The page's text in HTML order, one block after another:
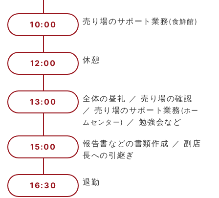
10:00 売り場のサポート業務(食鮮館)
12:00 休憩
13:00
全体の昼礼 ／ 売り場の確認
／ 売り場のサポート業務 (ホー
ムセンター)
／ 勉強会など
15:00
報告書などの書類作成 ／ 副店
長への引継ぎ
16:30 退勤